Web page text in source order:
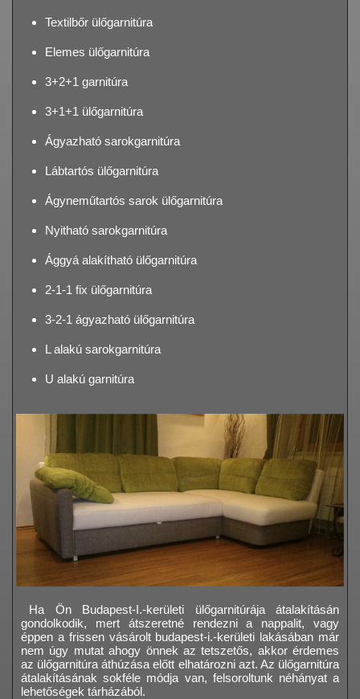
Textilbőr ülőgarnitúra
Elemes ülőgarnitúra
3+2+1 garnitúra
3+1+1 ülőgarnitúra
Ágyazható sarokgarnitúra
Lábtartós ülőgarnitúra
Ágyneműtartós sarok ülőgarnitúra
Nyitható sarokgarnitúra
Ággyá alakítható ülőgarnitúra
2-1-1 fix ülőgarnitúra
3-2-1 ágyazható ülőgarnitúra
L alakú sarokgarnitúra
U alakú garnitúra
Ha Ön Budapest-I.-kerületi ülőgarnitúrája átalakításán
gondolkodik, mert átszeretné rendezni a nappalit, vagy
éppen a frissen vásárolt budapest-i.-kerületi lakásában már
nem úgy mutat ahogy önnek az tetszetős, akkor érdemes
az ülőgarnitúra áthúzása előtt elhatározni azt. Az ülőgarnitúra
átalakításának sokféle módja van, felsoroltunk néhányat a
lehetőségek tárházából.